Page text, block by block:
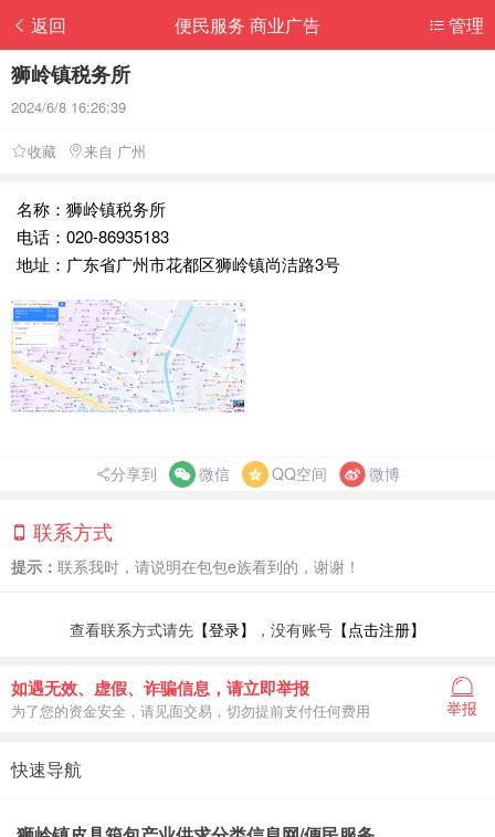
返回 管理
便民服务 商业广告
狮岭镇税务所
2024/6/8 16:26:39
收藏 来自 广州
名称：狮岭镇税务所
电话：020-86935183
地址：广东省广州市花都区狮岭镇尚洁路3号
分享到 微信 QQ空间 微博
联系方式
提示： 联系我时，请说明在包包e族看到的，谢谢！
查看联系方式请先 【登录】 ，没有账号 【点击注册】
如遇无效、虚假、诈骗信息，请立即举报
为了您的资金安全，请见面交易，切勿提前支付任何费用 举报
快速导航